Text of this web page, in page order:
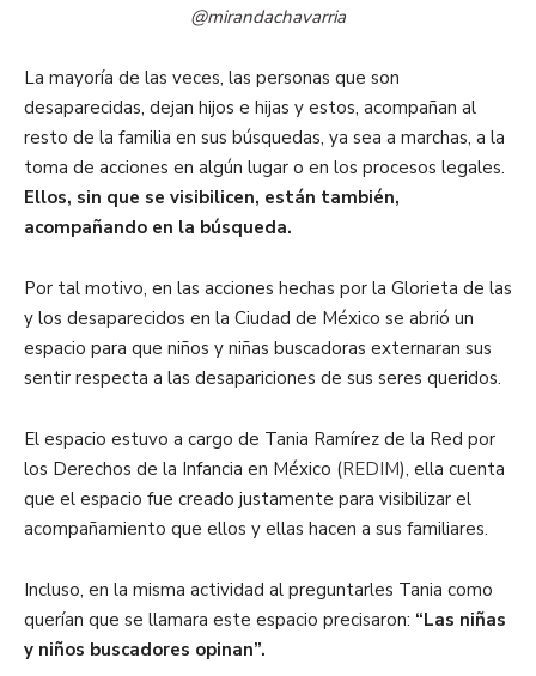
@mirandachavarria
La mayoría de las veces, las personas que son
desaparecidas, dejan hijos e hijas y estos, acompañan al
resto de la familia en sus búsquedas, ya sea a marchas, a la
toma de acciones en algún lugar o en los procesos legales.
Ellos, sin que se visibilicen, están también,
acompañando en la búsqueda.
Por tal motivo, en las acciones hechas por la Glorieta de las
y los desaparecidos en la Ciudad de México se abrió un
espacio para que niños y niñas buscadoras externaran sus
sentir respecta a las desapariciones de sus seres queridos.
El espacio estuvo a cargo de Tania Ramírez de la Red por
los Derechos de la Infancia en México (REDIM), ella cuenta
que el espacio fue creado justamente para visibilizar el
acompañamiento que ellos y ellas hacen a sus familiares.
Incluso, en la misma actividad al preguntarles Tania como
querían que se llamara este espacio precisaron: “Las niñas
y niños buscadores opinan”.